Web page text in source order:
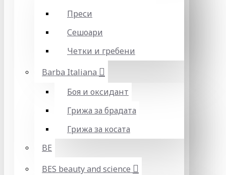
Преси
Сешоари
Четки и гребени
Barba Italiana
Боя и оксидант
Грижа за брадата
Грижа за косата
BE
BES beauty and science